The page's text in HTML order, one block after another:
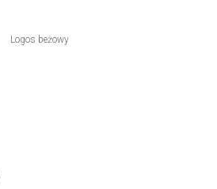
Logos beżowy